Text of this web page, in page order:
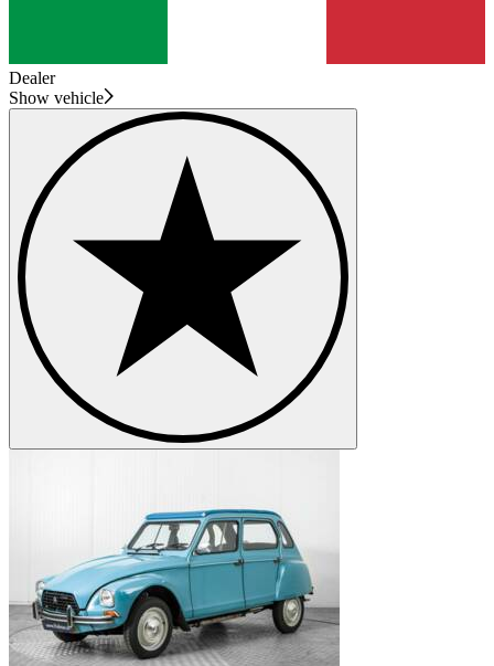
Dealer
Show vehicle